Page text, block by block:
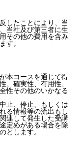
したことにより、当
当社及び第三者に生
その他の費用を含み
す。
本コースを通じて得
、確実性、有用性、
性その他のいかなる
止、停止、もしくは
る情報等の流出もし
連して発生した受講
定めがある場合を除
とします。